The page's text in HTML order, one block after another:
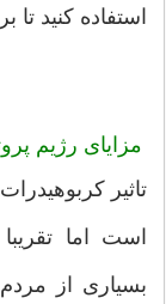
استفاده کنید تا
مزایای رژیم
تاثیر
است اما
بسیاری از